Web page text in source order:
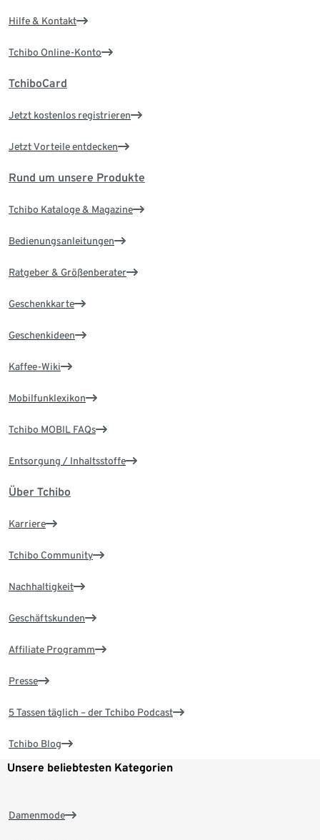
Hilfe & Kontakt
Tchibo Online-Konto
TchiboCard
Jetzt kostenlos registrieren
Jetzt Vorteile entdecken
Rund um unsere Produkte
Tchibo Kataloge & Magazine
Bedienungsanleitungen
Ratgeber & Größenberater
Geschenkkarte
Geschenkideen
Kaffee-Wiki
Mobilfunklexikon
Tchibo MOBIL FAQs
Entsorgung / Inhaltsstoffe
Über Tchibo
Karriere
Tchibo Community
Nachhaltigkeit
Geschäftskunden
Affiliate Programm
Presse
5 Tassen täglich – der Tchibo Podcast
Tchibo Blog
Unsere beliebtesten Kategorien
Damenmode